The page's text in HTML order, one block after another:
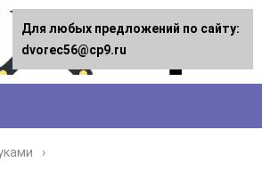
Для любых предложений по сайту:
dvorec56@cp9.ru